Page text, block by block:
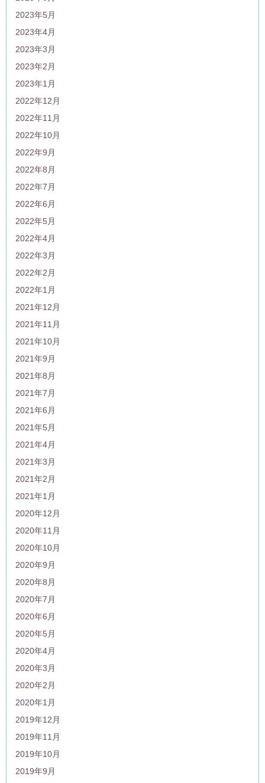
2023年5月
2023年4月
2023年3月
2023年2月
2023年1月
2022年12月
2022年11月
2022年10月
2022年9月
2022年8月
2022年7月
2022年6月
2022年5月
2022年4月
2022年3月
2022年2月
2022年1月
2021年12月
2021年11月
2021年10月
2021年9月
2021年8月
2021年7月
2021年6月
2021年5月
2021年4月
2021年3月
2021年2月
2021年1月
2020年12月
2020年11月
2020年10月
2020年9月
2020年8月
2020年7月
2020年6月
2020年5月
2020年4月
2020年3月
2020年2月
2020年1月
2019年12月
2019年11月
2019年10月
2019年9月